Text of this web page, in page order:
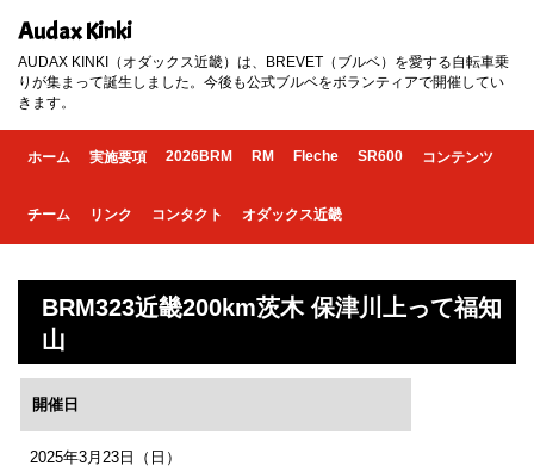
Audax Kinki
AUDAX KINKI（オダックス近畿）は、BREVET（ブルベ）を愛する自転車乗
りが集まって誕生しました。今後も公式ブルベをボランティアで開催してい
きます。
ホーム 実施要項 2026BRM RM Fleche SR600 コンテンツ
チーム リンク コンタクト オダックス近畿
BRM323近畿200km茨木 保津川上って福知
山
開催日
2025年3月23日（日）